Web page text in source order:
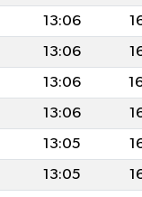
13:06
13:06
13:06
13:06
13:05
13:05